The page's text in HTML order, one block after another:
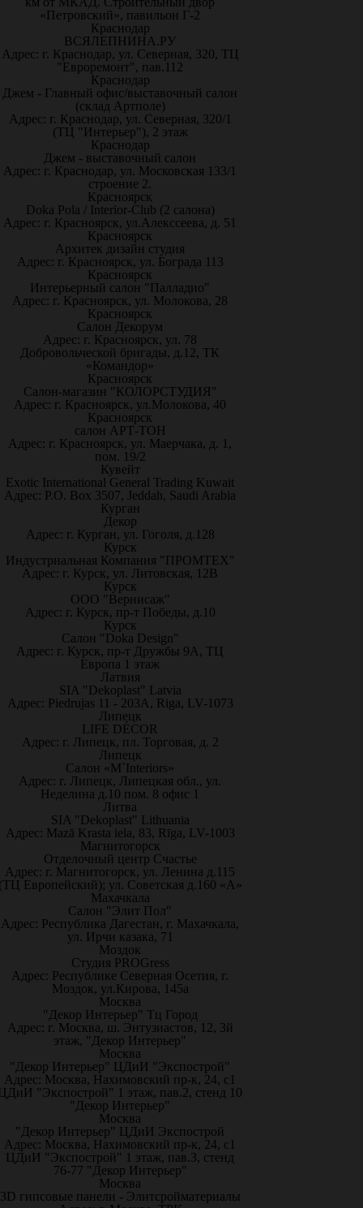
«Петровский», павильон Г-2
Краснодар
ВСЯЛЕПНИНА.РУ
Адрес: г. Краснодар, ул. Северная, 320, ТЦ
"Евроремонт", пав.112
Краснодар
Джем - Главный офис/выставочный салон
(склад Артполе)
Адрес: г. Краснодар, ул. Северная, 320/1
(ТЦ "Интерьер"), 2 этаж
Краснодар
Джем - выставочный салон
Адрес: г. Краснодар, ул. Московская 133/1
строение 2.
Красноярск
Doka Pola / Interior-Club (2 салона)
Адрес: г. Красноярск, ул.Алекссеева, д. 51
Красноярск
Архитек дизайн студия
Адрес: г. Красноярск, ул. Бограда 113
Красноярск
Интерьерный салон "Палладио"
Адрес: г. Красноярск, ул. Молокова, 28
Красноярск
Салон Декорум
Адрес: г. Красноярск, ул. 78
Добровольческой бригады, д.12, ТК
«Командор»
Красноярск
Салон-магазин "КОЛОРСТУДИЯ"
Адрес: г. Красноярск, ул.Молокова, 40
Красноярск
салон АРТ-ТОН
Адрес: г. Красноярск, ул. Маерчака, д. 1,
пом. 19/2
Кувейт
Exotic International General Trading Kuwait
Адрес: P.O. Box 3507, Jeddah, Saudi Arabia
Курган
Декор
Адрес: г. Курган, ул. Гоголя, д.128
Курск
Индустриальная Компания "ПРОМТЕХ"
Адрес: г. Курск, ул. Литовская, 12В
Курск
ООО "Вернисаж"
Адрес: г. Курск, пр-т Победы, д.10
Курск
Салон "Doka Design"
Адрес: г. Курск, пр-т Дружбы 9А, ТЦ
Европа 1 этаж
Латвия
SIA "Dekoplast" Latvia
Адрес: Piedrujas 11 - 203A, Riga, LV-1073
Липецк
LIFE DÉCOR
Адрес: г. Липецк, пл. Торговая, д. 2
Липецк
Салон «M`Interiors»
Адрес: г. Липецк, Липецкая обл., ул.
Неделина д.10 пом. 8 офис 1
Литва
SIA "Dekoplast" Lithuania
Адрес: Mazā Krasta iela, 83, Rīga, LV-1003
Магнитогорск
Отделочный центр Счастье
Адрес: г. Магнитогорск, ул. Ленина д.115
Европейский); ул. Советская д.160 «А»
Махачкала
Салон "Элит Пол"
Адрес: Республика Дагестан, г. Махачкала,
ул. Ирчи казака, 71
Моздок
Студия PROGress
Адрес: Республике Северная Осетия, г.
Моздок, ул.Кирова, 145а
Москва
"Декор Интерьер" Тц Город
Адрес: г. Москва, ш. Энтузиастов, 12, 3й
этаж, "Декор Интерьер"
Москва
"Декор Интерьер" ЦДиИ "Экспострой"
Адрес: Москва, Нахимовский пр-к, 24, с1
"Экспострой" 1 этаж, пав.2, стенд 10
"Декор Интерьер"
Москва
"Декор Интерьер" ЦДиИ Экспострой
Адрес: Москва, Нахимовский пр-к, 24, с1
ЦДиИ "Экспострой" 1 этаж, пав.3, стенд
76-77 "Декор Интерьер"
Москва
3D гипсовые панели - Элитсройматериалы